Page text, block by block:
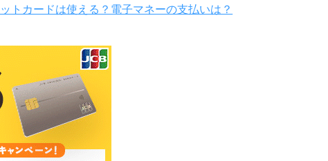
トカードは使える？電子マネーの支払いは？